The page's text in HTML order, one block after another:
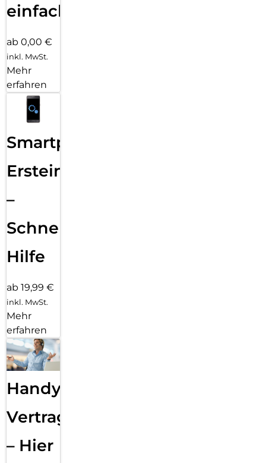
einfach
ab 0,00 €
inkl. MwSt.
Mehr
erfahren
Smartphone
Ersteinrichtung
–
Schnelle
Hilfe
ab 19,99 €
inkl. MwSt.
Mehr
erfahren
Handy
Vertragsabwicklung
– Hier